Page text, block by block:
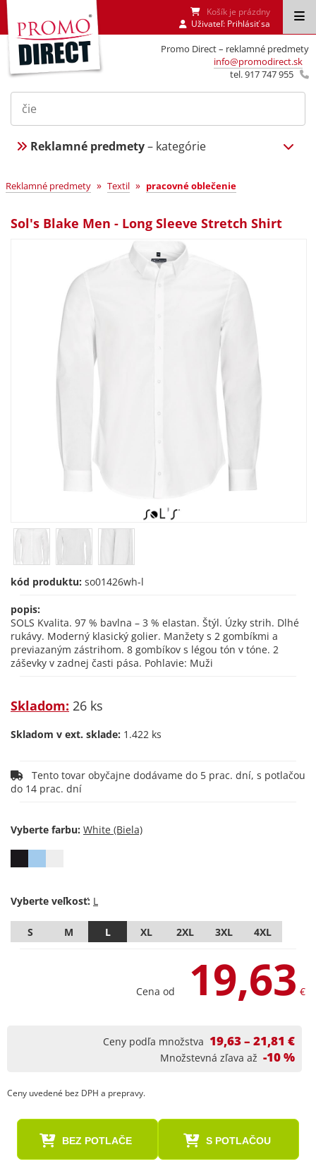
Promo Direct – reklamné predmety
info@promodirect.sk
tel. 917 747 955
Košík je prázdny
Uživateľ: Prihlásiť sa
Reklamné predmety– kategórie
Reklamné predmety » Textil » pracovné oblečenie
Sol's Blake Men - Long Sleeve Stretch Shirt
kód produktu: so01426wh-l
popis:
SOLS Kvalita. 97 % bavlna – 3 % elastan. Štýl. Úzky strih. Dlhé
rukávy. Moderný klasický golier. Manžety s 2 gombíkmi a
previazaným zástrihom. 8 gombíkov s légou tón v tóne. 2
záševky v zadnej časti pása. Pohlavie: Muži
Skladom: 26 ks
Skladom v ext. sklade: 1.422 ks
do 14 prac. dní
Vyberte farbu:
Vyberte veľkosť:
S M L XL 2XL 3XL 4XL
Cena od 19,63 €
Ceny podľa množstva 19,63 – 21,81 €
Množstevná zľava až -10 %
Ceny uvedené bez DPH a prepravy.
BEZ POTLAČE S POTLAČOU